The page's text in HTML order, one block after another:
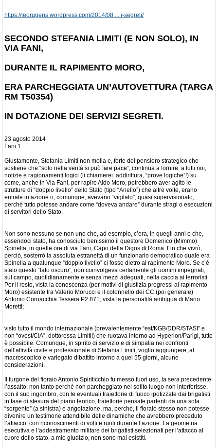
https://leorugens.wordpress.com/2014/08 ... i-segreti/
SECONDO STEFANIA LIMITI (E NON SOLO), IN
VIA FANI,
DURANTE IL RAPIMENTO MORO,
ERA PARCHEGGIATA UN’AUTOVETTURA (TARGA
RM T50354)
IN DOTAZIONE DEI SERVIZI SEGRETI.
23 agosto 2014
Fani 1
Giustamente, Stefania Limiti non molla e, forte del pensiero strategico che
sostiene che “solo nella verità si può fare pace”, continua a fornire, a tutti noi,
notizie e ragionamenti logici (li chiamerei. addirittura, “prove logiche”!) su
come, anche in Via Fani, per rapire Aldo Moro, potrebbero aver agito le
strutture di “doppio livello” dello Stato (tipo “Anello”) che altre volte, erano
entrate in azione o, comunque, avevano “vigilato”, quasi supervisionato,
perché tutto potesse andare come “doveva andare” durante stragi o esecuzioni
di servitori dello Stato.
Non sono nessuno se non uno che, ad esempio, c’era, in quegli anni e che,
essendoci stato, ha conosciuto benissimo il questore Domenico (Mimmo)
Spinella, in quelle ore di via Fani, Capo della Digos di Roma. Fin che vivrò,
perciò, sosterrò la assoluta estraneità di un funzionario democratico quale era
Spinella a qualunque “doppio livello” ci fosse dietro al rapimento Moro. Se c’è
stato questo “lato oscuro”, non coinvolgeva certamente gli uomini impegnati,
sul campo, quotidianamente e senza mezzi adeguati, nella caccia ai terroristi.
Per il resto, vista la conoscenza (per motivi di giustizia pregressi al rapimento
Moro) esistente tra Valerio Morucci e il colonnello dei CC (poi generale)
Antonio Cornacchia Tessera P2 871; vista la personalità ambigua di Mario
Moretti;
visto tutto il mondo internazionale (prevalentemente “est/KGB/DDR/STASI” e
non “ovest/CIA”, dottoressa Limiti!) che ruotava intorno ad Hyperion/Parigi, tutto
è possibile. Comunque, in spirito di servizio e di simpatia nei confronti
dell’attività civile e professionale di Stefania Limiti, voglio aggiungere, al
macroscopico e variegato dibattito intorno a quei 55 giorni, alcune
considerazioni.
Il furgone del fioraio Antonio Spiriticchio fu messo fuori uso, la sera precedente
l’assalto, non tanto perché non parcheggiato nel solito luogo non interferisse,
con il suo ingombro, con le eventuali traiettorie di fuoco ipotizzate dai brigatisti
in fase di stesura del piano teorico, traiettorie pensate partenti da una sola
“sorgente” (a sinistra) e angolazione, ma, perché, il fioraio stesso non potesse
divenire un testimone attendibile delle dinamiche che avrebbero preceduto
l’attacco, con riconoscimenti di volti e ruoli durante l’azione. La geometria
esecutiva e l’addestramento militare dei brigatisti selezionati per l’attacco al
cuore dello stato, a mio giudizio, non sono mai esistiti.